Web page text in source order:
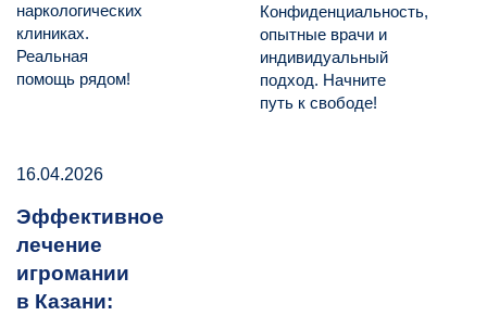
наркологических
клиниках.
Реальная
помощь рядом!
Конфиденциальность,
опытные врачи и
индивидуальный
подход. Начните
путь к свободе!
16.04.2026
Эффективное
лечение
игромании
в Казани: